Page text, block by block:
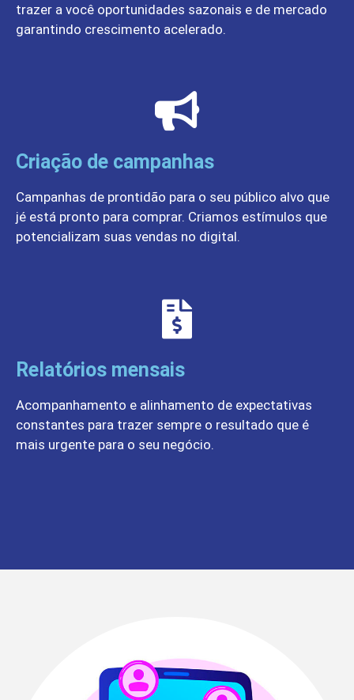
trazer a você oportunidades sazonais e de mercado
garantindo crescimento acelerado.
Criação de campanhas
Campanhas de prontidão para o seu público alvo que
jé está pronto para comprar. Criamos estímulos que
potencializam suas vendas no digital.
Relatórios mensais
Acompanhamento e alinhamento de expectativas
constantes para trazer sempre o resultado que é
mais urgente para o seu negócio.